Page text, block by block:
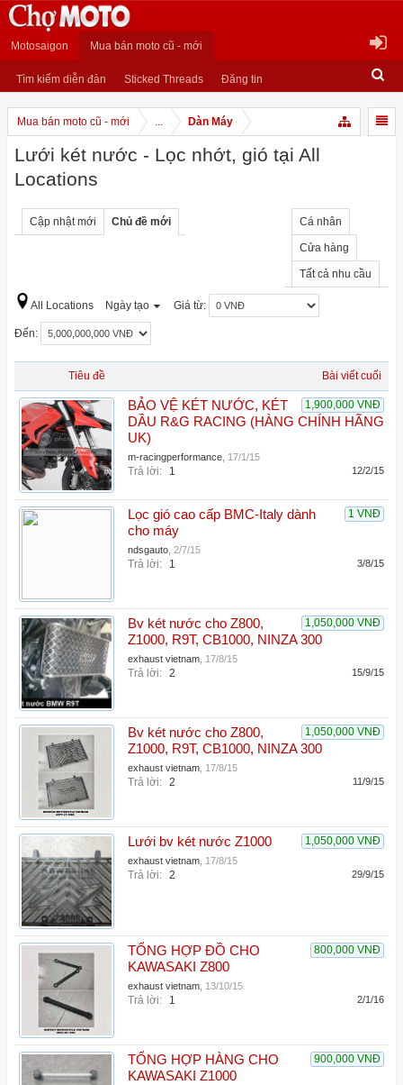
Motosaigon Mua bán moto cũ - mới
Tìm kiếm diễn đàn Sticked Threads Đăng tin
Mua bán moto cũ - mới ... Dàn Máy
Lưới két nước - Lọc nhớt, gió tại All
Locations
Cập nhật mới Chủ đề mới Cá nhân
Cửa hàng
Tất cả nhu cầu
All Locations Ngày tạo Giá từ:
Đến:
Tiêu đề Bài viết cuối
1,900,000 VNĐ
BẢO VỆ KÉT NƯỚC, KÉT
DẦU R&G RACING (HÀNG CHÍNH HÃNG
UK)
m-racingperformance 17/1/15
Trả lời: 1 12/2/15
1 VNĐ
Lọc gió cao cấp BMC-Italy dành
cho máy
ndsgauto 2/7/15
Trả lời: 1 3/8/15
1,050,000 VNĐ
Bv két nước cho Z800,
Z1000, R9T, CB1000, NINZA 300
exhaust vietnam 17/8/15
Trả lời: 2 15/9/15
1,050,000 VNĐ
Bv két nước cho Z800,
Z1000, R9T, CB1000, NINZA 300
exhaust vietnam 17/8/15
Trả lời: 2 11/9/15
1,050,000 VNĐ
Lưới bv két nước Z1000
exhaust vietnam 17/8/15
Trả lời: 2 29/9/15
800,000 VNĐ
TỔNG HỢP ĐỒ CHO
KAWASAKI Z800
exhaust vietnam 13/10/15
Trả lời: 1 2/1/16
900,000 VNĐ
TỔNG HỢP HÀNG CHO
KAWASAKI Z1000